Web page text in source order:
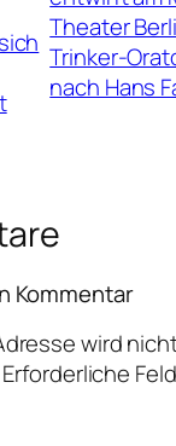
Theater
Trinker-
nach Hans
Kommentar
wird
Erforderliche